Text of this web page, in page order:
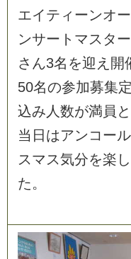
エイテ ィ ーンオー
ンサー ト マ ス ター
さ ん3名 を迎 え 開
50名の参加募集定
込み 人数が満 員 と
当 日 はアンコ ール
スマ ス気分を楽 し
た。